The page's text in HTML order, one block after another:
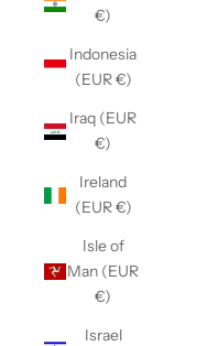
€)
Indonesia
(EUR €)
Iraq (EUR
€)
Ireland
(EUR €)
Isle of
Man (EUR
€)
Israel